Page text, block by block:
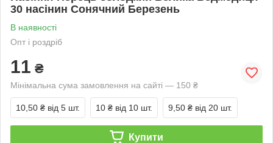
30 насінин Сонячний Березень
В наявності
Опт і роздріб
11 ₴
Мінімальна сума замовлення на сайті — 150 ₴
10,50 ₴ від 5 шт. 10 ₴ від 10 шт. 9,50 ₴ від 20 шт.
Купити